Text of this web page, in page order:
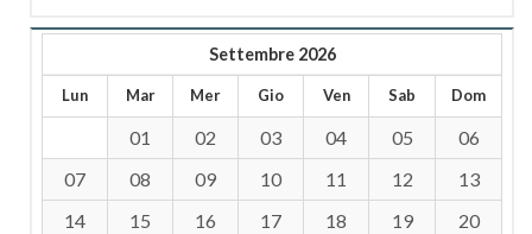
Settembre 2026
Lun Mar Mer Gio Ven Sab Dom
01 02 03 04 05
06
07
08 09 10 11 12
13
14
15 16 17 18 19
20